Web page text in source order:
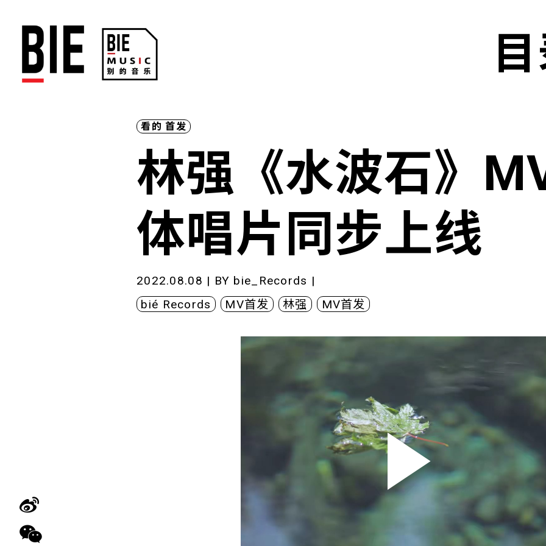
看的 首发
林强《水波石》
体唱片同步上线
2022.08.08 | BY bie_Records |
bié Records
MV首发 林强 MV首发